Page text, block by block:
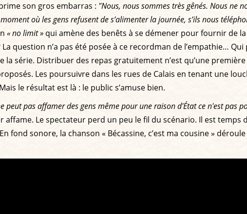
son gros embarras : "Nous, nous sommes très gênés. Nous ne
où les gens refusent de s’alimenter la journée, s’ils nous
« no limit » qui amène des benêts à se démener pour fournir de
question n’a pas été posée à ce recordman de l’empathie…
la série. Distribuer des repas gratuitement n’est qu’une
Les poursuivre dans les rues de Calais en tenant une
le résultat est là : le public s’amuse bien.
peut pas affamer des gens même pour une raison d'État ce n'est pas
Le spectateur perd un peu le fil du scénario. Il est temps
sonore, la chanson « Bécassine, c’est ma cousine »